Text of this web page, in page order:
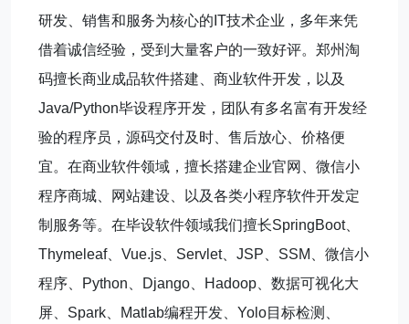
研发、销售和服务为核心的IT技术企业，多年来凭
借着诚信经验，受到大量客户的一致好评。郑州淘
码擅长商业成品软件搭建、商业软件开发，以及
Java/Python毕设程序开发，团队有多名富有开发经
验的程序员，源码交付及时、售后放心、价格便
宜。在商业软件领域，擅长搭建企业官网、微信小
程序商城、网站建设、以及各类小程序软件开发定
制服务等。在毕设软件领域我们擅长SpringBoot、
Thymeleaf、Vue.js、Servlet、JSP、SSM、微信小
程序、Python、Django、Hadoop、数据可视化大
屏、Spark、Matlab编程开发、Yolo目标检测、